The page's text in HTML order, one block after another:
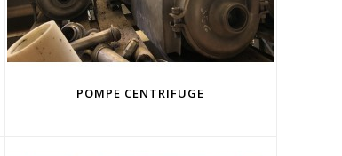
POMPE CENTRIFUGE